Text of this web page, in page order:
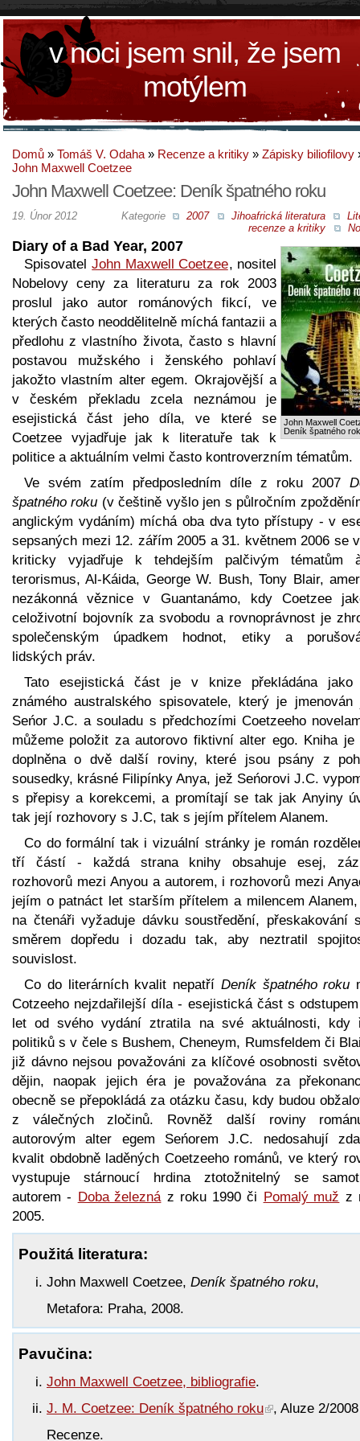
v noci jsem snil, že jsem
motýlem
Domů » Tomáš V. Odaha » Recenze a kritiky » Zápisky biliofilovy
John Maxwell Coetzee
John Maxwell Coetzee: Deník špatného roku
Kategorie 2007 Jihoafrická literatura
recenze a kritiky
19. Únor 2012
John Maxwell
Deník špatného
Diary of a Bad Year, 2007
Spisovatel John Maxwell Coetzee, nositel
Nobelovy ceny za literaturu za rok 2003
proslul jako autor románových fikcí, ve
kterých často neoddělitelně míchá fantazii a
předlohu z vlastního života, často s hlavní
postavou mužského i ženského pohlaví
jakožto vlastním alter egem. Okrajovější a
v českém překladu zcela neznámou je
esejistická část jeho díla, ve které se
Coetzee vyjadřuje jak k literatuře tak k
politice a aktuálním velmi často kontroverzním tématům.
Ve svém zatím předposledním díle z roku 2007
špatného roku (v češtině vyšlo jen s půlročním
anglickým vydáním) míchá oba dva tyto přístupy - v
sepsaných mezi 12. zářím 2005 a 31. květnem 2006 se
kriticky vyjadřuje k tehdejším palčivým tématům
terorismus, Al-Káida, George W. Bush, Tony Blair,
nezákonná věznice v Guantanámo, kdy Coetzee
celoživotní bojovník za svobodu a rovnoprávnost je
společenským úpadkem hodnot, etiky a
lidských práv.
Tato esejistická část je v knize překládána jako
známého australského spisovatele, který je jmenován
Seńor J.C. a souladu s předchozími Coetzeeho
můžeme položit za autorovo fiktivní alter ego. Kniha je
doplněna o dvě další roviny, které jsou psány z
sousedky, krásné Filipínky Anya, jež Seńorovi J.C.
s přepisy a korekcemi, a promítají se tak jak Anyiny
tak její rozhovory s J.C, tak s jejím přítelem Alanem.
Co do formální tak i vizuální stránky je román
tří částí - každá strana knihy obsahuje esej,
rozhovorů mezi Anyou a autorem, i rozhovorů mezi
jejím o patnáct let starším přítelem a milencem
na čtenáři vyžaduje dávku soustředění, přeskakování
směrem dopředu i dozadu tak, aby neztratil
souvislost.
Co do literárních kvalit nepatří Deník špatného roku
Cotzeeho nejzdařilejší díla - esejistická část s
let od svého vydání ztratila na své aktuálnosti, kdy
politiků s v čele s Bushem, Cheneym,­ Rumsfeldem či
již dávno nejsou považováni za klíčové osobnosti
dějin, naopak jejich éra je považována za
obecně se přepokládá za otázku času, kdy budou
z válečných zločinů. Rovněž další roviny
autorovým alter egem Seńorem J.C. nedosahují
kvalit obdobně laděných Coetzeeho románů, ve který
vystupuje stárnoucí hrdina ztotožnitelný se
autorem - Doba železná z roku 1990 či Pomalý muž z
2005.
Použitá literatura:
John Maxwell Coetzee, Deník špatného roku,
Metafora: Praha, 2008.
Pavučina:
John Maxwell Coetzee, bibliografie.
J. M. Coetzee: Deník špatného roku
, Aluze 2/
Recenze.